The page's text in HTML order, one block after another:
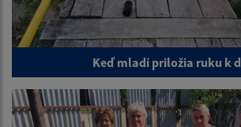
Keď mladí priložia ruku k